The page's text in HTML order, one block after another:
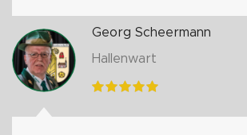
Georg Scheermann
Hallenwart